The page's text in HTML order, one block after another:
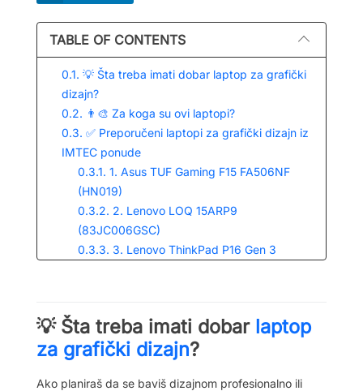
TABLE OF CONTENTS
0.1. 💡 Šta treba imati dobar laptop za grafički
dizajn?
0.2. 👨‍🎨 Za koga su ovi laptopi?
0.3. ✅ Preporučeni laptopi za grafički dizajn iz
IMTEC ponude
0.3.1. 1. Asus TUF Gaming F15 FA506NF
(HN019)
0.3.2. 2. Lenovo LOQ 15ARP9
(83JC006GSC)
0.3.3. 3. Lenovo ThinkPad P16 Gen 3
0.4. 📍 Zaključak
💡Šta treba imati dobar laptop
za grafički dizajn?
Ako planiraš da se baviš dizajnom profesionalno ili